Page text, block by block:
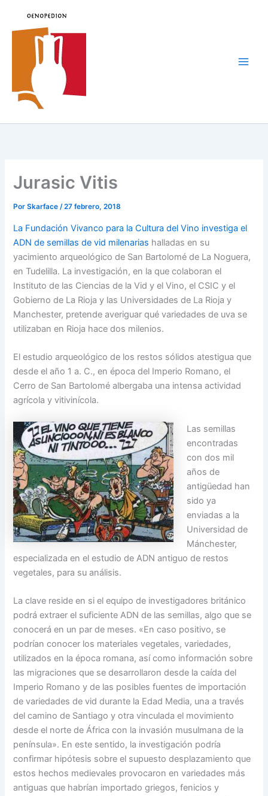
contenido
Jurasic Vitis
PorSkarface/27 febrero, 2018
La Fundación Vivanco para la Cultura del Vino investiga el
ADN de semillas de vid milenarias halladas en su
yacimiento arqueológico de San Bartolomé de La Noguera,
en Tudelilla. La investigación, en la que colaboran el
Instituto de las Ciencias de la Vid y el Vino, el CSIC y el
Gobierno de La Rioja y las Universidades de La Rioja y
Manchester, pretende averiguar qué variedades de uva se
utilizaban en Rioja hace dos milenios.
El estudio arqueológico de los restos sólidos atestigua que
desde el año 1 a. C., en época del Imperio Romano, el
Cerro de San Bartolomé albergaba una intensa actividad
agrícola y vitivinícola.
Las semillas
encontradas
con dos mil
años de
antigüedad han
sido ya
enviadas a la
Universidad de
Mánchester,
especializada en el estudio de ADN antiguo de restos
vegetales, para su análisis.
La clave reside en si el equipo de investigadores británico
podrá extraer el suficiente ADN de las semillas, algo que se
conocerá en un par de meses. «En caso positivo, se
podrían conocer los materiales vegetales, variedades,
utilizados en la época romana, así como información sobre
las migraciones que se desarrollaron desde la caída del
Imperio Romano y de las posibles fuentes de importación
de variedades de vid durante la Edad Media, una a través
del camino de Santiago y otra vinculada el movimiento
desde el norte de África con la invasión musulmana de la
península». En este sentido, la investigación podría
confirmar hipótesis sobre el supuesto desplazamiento que
estos hechos medievales provocaron en variedades más
antiguas que habrían importado griegos, fenicios y